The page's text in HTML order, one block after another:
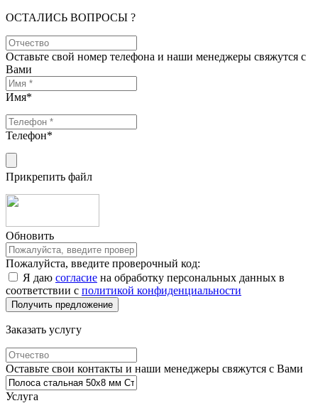
ОСТАЛИСЬ ВОПРОСЫ ?
Оставьте свой номер телефона и наши менеджеры свяжутся с
Вами
Имя*
Телефон*
Прикрепить файл
Обновить
Пожалуйста, введите проверочный код:
Я даю согласие на обработку персональных данных в
соответствии с политикой конфиденциальности
Заказать услугу
Оставьте свои контакты и наши менеджеры свяжутся с Вами
Услуга